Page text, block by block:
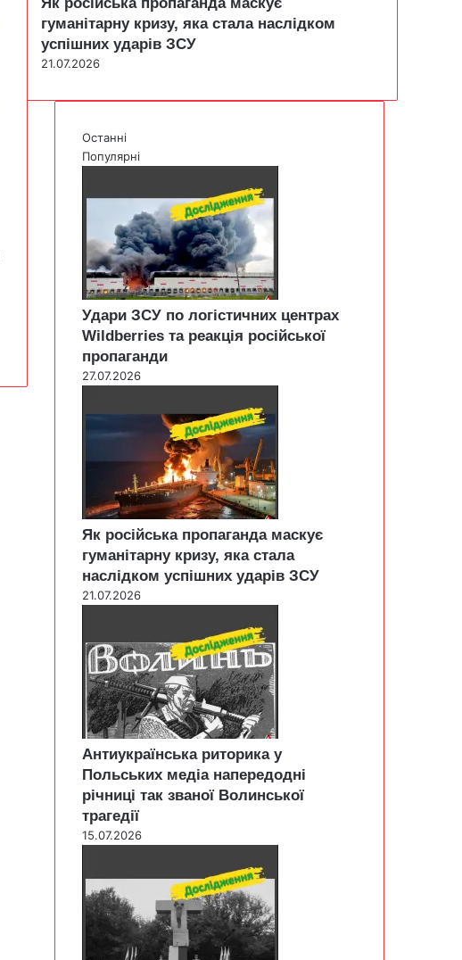
гуманітарну кризу, яка стала наслідком
успішних ударів ЗСУ
21.07.2026
Останні
Популярні
Удари ЗСУ по логістичних центрах
Wildberries та реакція російської
пропаганди
27.07.2026
Як російська пропаганда маскує
гуманітарну кризу, яка стала
наслідком успішних ударів ЗСУ
21.07.2026
Антиукраїнська риторика у
Польських медіа напередодні
річниці так званої Волинської
трагедії
15.07.2026